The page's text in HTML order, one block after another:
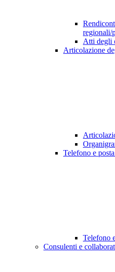
regionali/
Atti degli
Articolazione
Telefono e
Telefono
Consulenti e